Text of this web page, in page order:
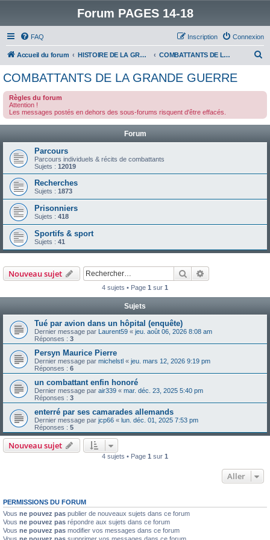
Forum PAGES 14-18
FAQ Connexion
Inscription
Accueil du forum HISTOIRE DE LA GRANDE GUERRE COMBATTANTS DE LA GRANDE GUERRE
r
c
COMBATTANTS DE LA GRANDE GUERRE
Règles du forum
Attention !
Les messages postés en dehors des sous-forums risquent d'être effacés.
Forum
Parcours
Parcours individuels & récits de combattants
Sujets : 12019
Recherches
Sujets : 1873
Prisonniers
Sujets : 418
Sportifs & sport
Sujets : 41
Nouveau sujet Rechercher
4 sujets • Page 1 sur 1
Sujets
Tué par avion dans un hôpital (enquête)
Dernier message par Laurent59 « jeu. août 06, 2026 8:08 am
Réponses : 3
Persyn Maurice Pierre
Dernier message par michelstl « jeu. mars 12, 2026 9:19 pm
Réponses : 6
un combattant enfin honoré
Dernier message par air339 « mar. déc. 23, 2025 5:40 pm
Réponses : 3
enterré par ses camarades allemands
Dernier message par jcp66 « lun. déc. 01, 2025 7:53 pm
Réponses : 5
Nouveau sujet
4 sujets • Page 1 sur 1
Aller
PERMISSIONS DU FORUM
Vous ne pouvez pas publier de nouveaux sujets dans ce forum
Vous ne pouvez pas répondre aux sujets dans ce forum
Vous ne pouvez pas modifier vos messages dans ce forum